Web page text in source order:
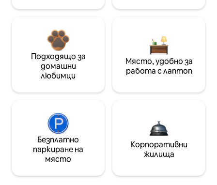
Подходящо за
домашни
любимци
Място, удобно за
работа с лаптоп
Безплатно
паркиране на
място
Корпоративни
жилища